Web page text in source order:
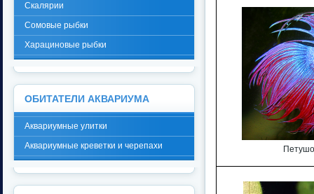
Скалярии
Сомовые рыбки
Харациновые рыбки
ОБИТАТЕЛИ АКВАРИУМА
Аквариумные улитки
Аквариумные креветки и черепахи